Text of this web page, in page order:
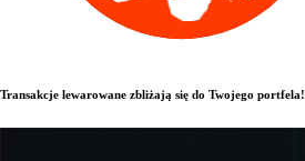
Transakcje lewarowane zbliżają się do Twojego portfela!